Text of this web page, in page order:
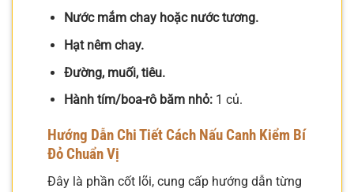
Nước mắm chay hoặc nước tương.
Hạt nêm chay.
Đường, muối, tiêu.
Hành tím/boa-rô băm nhỏ:1 củ.
Hướng Dẫn Chi TiếtCách Nấu Canh Kiểm Bí
ĐỏChuẩn Vị
Đây là phần cốt lõi, cung cấp hướng dẫn từng